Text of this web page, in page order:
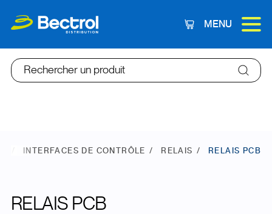
Panier
MENU
Rechercher un produit
INTERFACES DE CONTRÔLE RELAIS RELAIS PCB
RELAIS PCB